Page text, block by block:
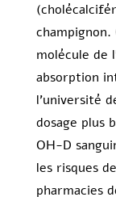
molécule de
absorption
l’université
dosage plus
OH-D
les risques
pharmacies